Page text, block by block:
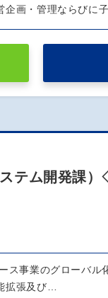
企画・管理ならびに
テム開発課
ス事業のグローバ
拡張及び…